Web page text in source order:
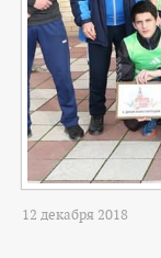
12 декабря 2018